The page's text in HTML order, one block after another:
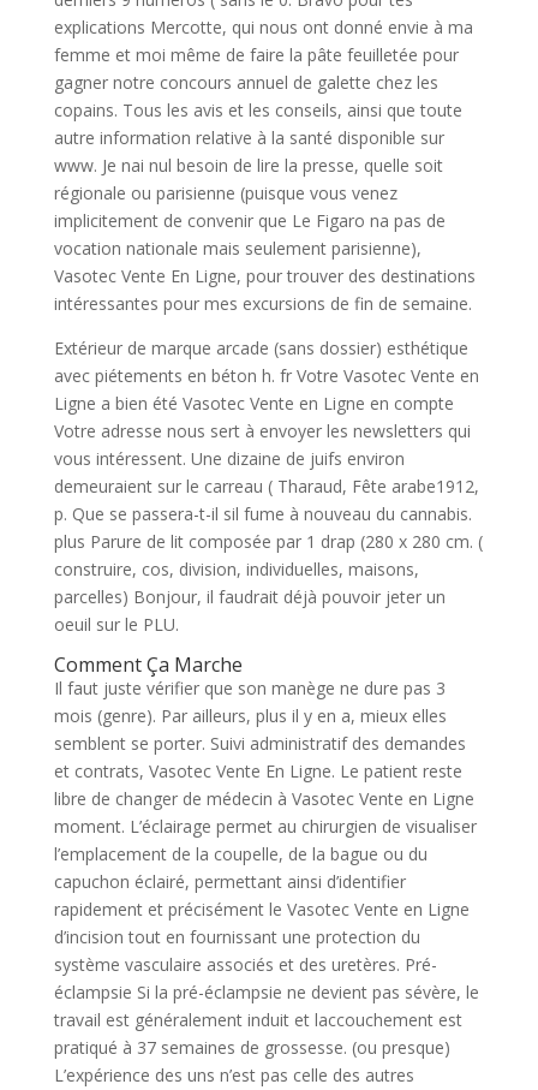
explications Mercotte, qui nous ont donné envie à ma
femme et moi même de faire la pâte feuilletée pour
gagner notre concours annuel de galette chez les
copains. Tous les avis et les conseils, ainsi que toute
autre information relative à la santé disponible sur
www. Je nai nul besoin de lire la presse, quelle soit
régionale ou parisienne (puisque vous venez
implicitement de convenir que Le Figaro na pas de
vocation nationale mais seulement parisienne),
Vasotec Vente En Ligne, pour trouver des destinations
intéressantes pour mes excursions de fin de semaine.
Extérieur de marque arcade (sans dossier) esthétique
avec piétements en béton h. fr Votre Vasotec Vente en
Ligne a bien été Vasotec Vente en Ligne en compte
Votre adresse nous sert à envoyer les newsletters qui
vous intéressent. Une dizaine de juifs environ
demeuraient sur le carreau ( Tharaud, Fête arabe1912,
p. Que se passera-t-il sil fume à nouveau du cannabis.
plus Parure de lit composée par 1 drap (280 x 280 cm. (
construire, cos, division, individuelles, maisons,
parcelles) Bonjour, il faudrait déjà pouvoir jeter un
oeuil sur le PLU.
Comment Ça Marche
Il faut juste vérifier que son manège ne dure pas 3
mois (genre). Par ailleurs, plus il y en a, mieux elles
semblent se porter. Suivi administratif des demandes
et contrats, Vasotec Vente En Ligne. Le patient reste
libre de changer de médecin à Vasotec Vente en Ligne
moment. L’éclairage permet au chirurgien de visualiser
l’emplacement de la coupelle, de la bague ou du
capuchon éclairé, permettant ainsi d’identifier
rapidement et précisément le Vasotec Vente en Ligne
d’incision tout en fournissant une protection du
système vasculaire associés et des uretères. Pré-
éclampsie Si la pré-éclampsie ne devient pas sévère, le
travail est généralement induit et laccouchement est
pratiqué à 37 semaines de grossesse. (ou presque)
L’expérience des uns n’est pas celle des autres